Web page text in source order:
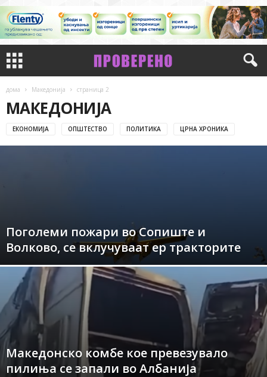
дома Македонија страница 2
МАКЕДОНИЈА
ЕКОНОМИЈА ОПШТЕСТВО ПОЛИТИКА ЦРНА ХРОНИКА
Поголеми пожари во Сопиште и
Волково, се вклучуваат ер тракторите
Македонско комбе кое превезувало
пилиња се запали во Албанија